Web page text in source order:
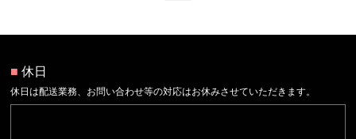
■ 休日
休日は配送業務、お問い合わせ等の対応はお休みさせていただきます。